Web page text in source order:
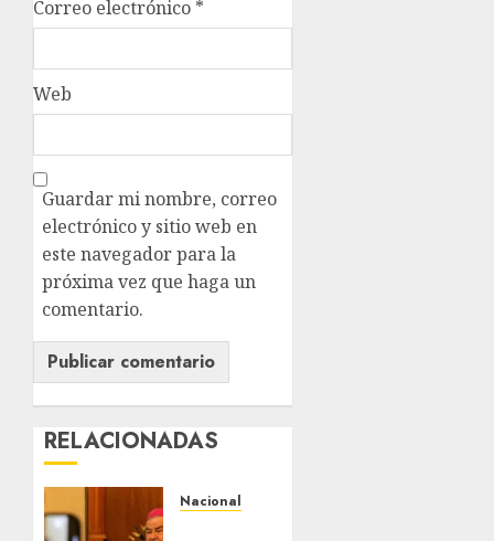
Correo electrónico *
Web
Guardar mi nombre, correo
electrónico y sitio web en
este navegador para la
próxima vez que haga un
comentario.
RELACIONADAS
Nacional